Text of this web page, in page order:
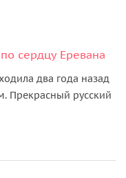
сердцу Еревана
два года назад
Прекрасный русский